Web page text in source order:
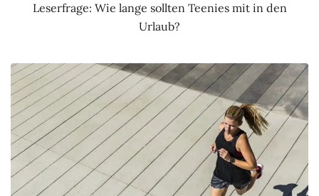
Leserfrage: Wie lange sollten Teenies mit in den
Urlaub?